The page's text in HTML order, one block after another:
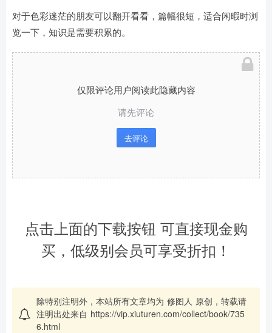
对于色彩迷茫的朋友可以翻开看看，篇幅很短，适合闲暇时浏
览一下，知识是需要积累的。
仅限评论用户阅读此隐藏内容
请先评论
去评论
点击上面的下载按钮 可直接现金购
买，低级别会员可享受折扣！
除特别注明外，本站所有文章均为 修图人 原创，转载请
注明出处来自 https://vip.xiuturen.com/collect/book/735
6.html